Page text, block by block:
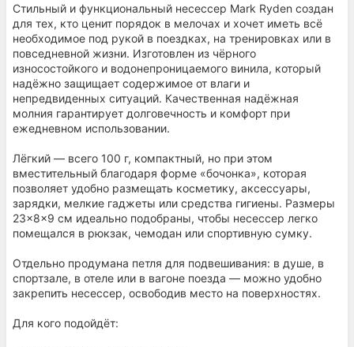
Стильный и функциональный несессер Mark Ryden создан
для тех, кто ценит порядок в мелочах и хочет иметь всё
необходимое под рукой в поездках, на тренировках или в
повседневной жизни. Изготовлен из чёрного
износостойкого и водонепроницаемого винила, который
надёжно защищает содержимое от влаги и
непредвиденных ситуаций. Качественная надёжная
молния гарантирует долговечность и комфорт при
ежедневном использовании.
Лёгкий — всего 100 г, компактный, но при этом
вместительный благодаря форме «бочонка», которая
позволяет удобно размещать косметику, аксессуары,
зарядки, мелкие гаджеты или средства гигиены. Размеры
23×8×9 см идеально подобраны, чтобы несессер легко
помещался в рюкзак, чемодан или спортивную сумку.
Отдельно продумана петля для подвешивания: в душе, в
спортзале, в отеле или в вагоне поезда — можно удобно
закрепить несессер, освободив место на поверхностях.
Для кого подойдёт: